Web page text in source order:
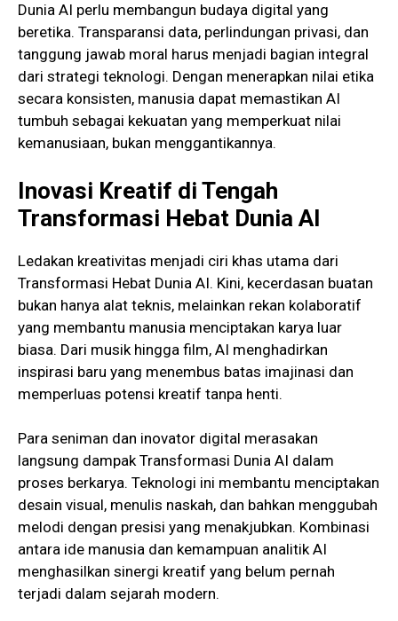
Dunia AI perlu membangun budaya digital yang
beretika. Transparansi data, perlindungan privasi, dan
tanggung jawab moral harus menjadi bagian integral
dari strategi teknologi. Dengan menerapkan nilai etika
secara konsisten, manusia dapat memastikan AI
tumbuh sebagai kekuatan yang memperkuat nilai
kemanusiaan, bukan menggantikannya.
Inovasi Kreatif di Tengah
Transformasi Hebat Dunia AI
Ledakan kreativitas menjadi ciri khas utama dari
Transformasi Hebat Dunia AI. Kini, kecerdasan buatan
bukan hanya alat teknis, melainkan rekan kolaboratif
yang membantu manusia menciptakan karya luar
biasa. Dari musik hingga film, AI menghadirkan
inspirasi baru yang menembus batas imajinasi dan
memperluas potensi kreatif tanpa henti.
Para seniman dan inovator digital merasakan
langsung dampak Transformasi Dunia AI dalam
proses berkarya. Teknologi ini membantu menciptakan
desain visual, menulis naskah, dan bahkan menggubah
melodi dengan presisi yang menakjubkan. Kombinasi
antara ide manusia dan kemampuan analitik AI
menghasilkan sinergi kreatif yang belum pernah
terjadi dalam sejarah modern.